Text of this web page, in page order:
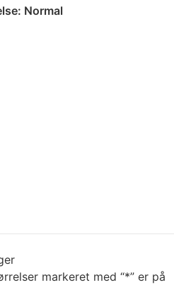
Normal
markeret med “*” er på